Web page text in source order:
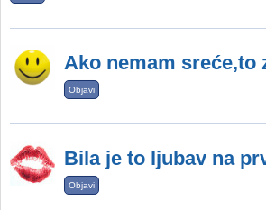
Ako nemam sreće,to
Objavi
Bila je to ljubav na
Objavi